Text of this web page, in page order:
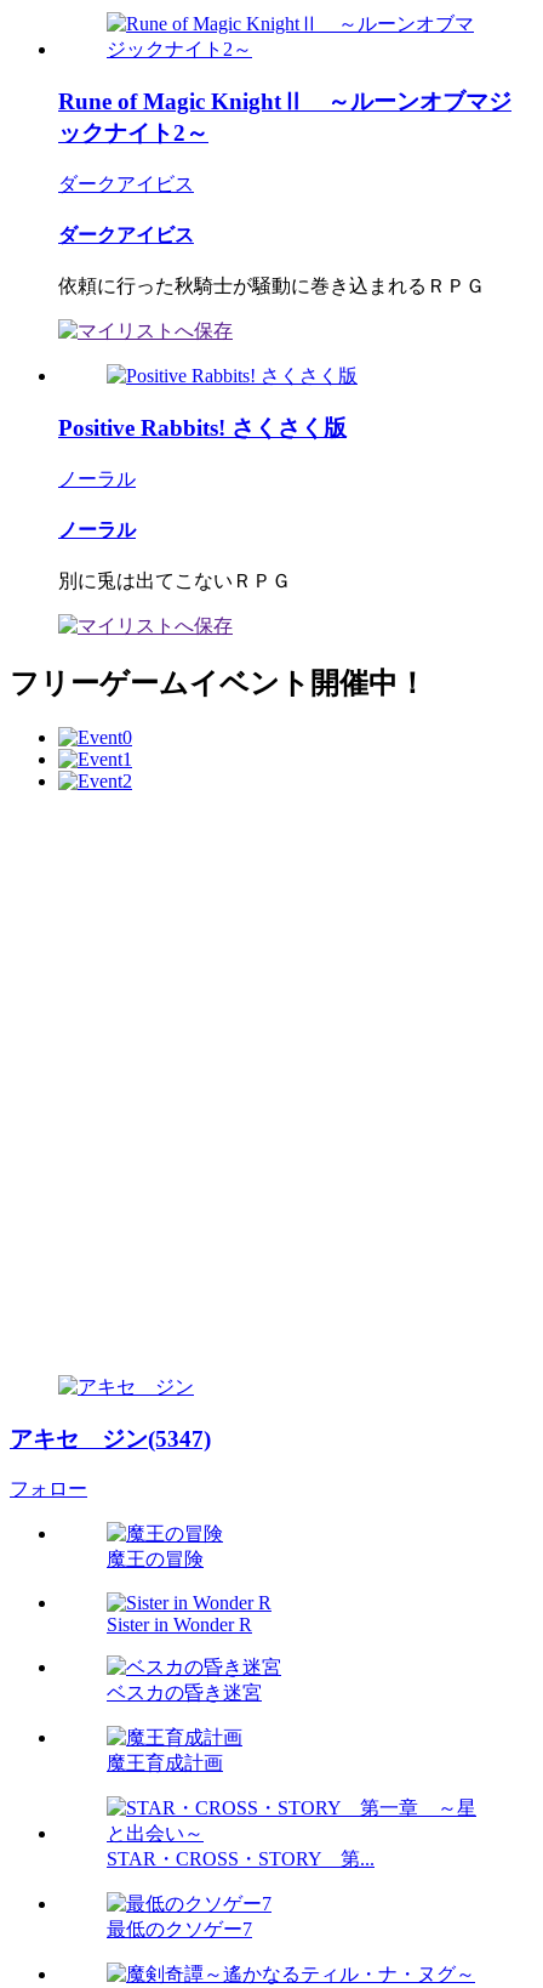
Rune of Magic KnightⅡ ～ルーンオブマジ
ックナイト2～
ダークアイビス
ダークアイビス
依頼に行った秋騎士が騒動に巻き込まれるＲＰＧ
Positive Rabbits! さくさく版
ノーラル
ノーラル
別に兎は出てこないＲＰＧ
フリーゲームイベント開催中！
アキセ ジン(5347)
フォロー
魔王の冒険
Sister in Wonder R
ベスカの昏き迷宮
魔王育成計画
STAR・CROSS・STORY 第...
最低のクソゲー7